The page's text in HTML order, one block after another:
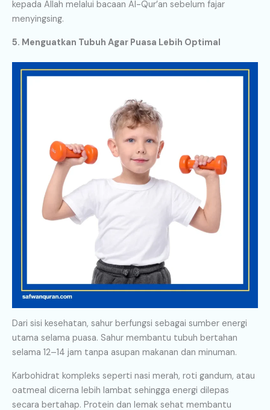
kepada Allah melalui bacaan Al-Qur’an sebelum fajar
menyingsing.
5. Menguatkan Tubuh Agar Puasa Lebih Optimal
Dari sisi kesehatan, sahur berfungsi sebagai sumber energi
utama selama puasa. Sahur membantu tubuh bertahan
selama 12–14 jam tanpa asupan makanan dan minuman.
Karbohidrat kompleks seperti nasi merah, roti gandum, atau
oatmeal dicerna lebih lambat sehingga energi dilepas
secara bertahap. Protein dan lemak sehat membantu